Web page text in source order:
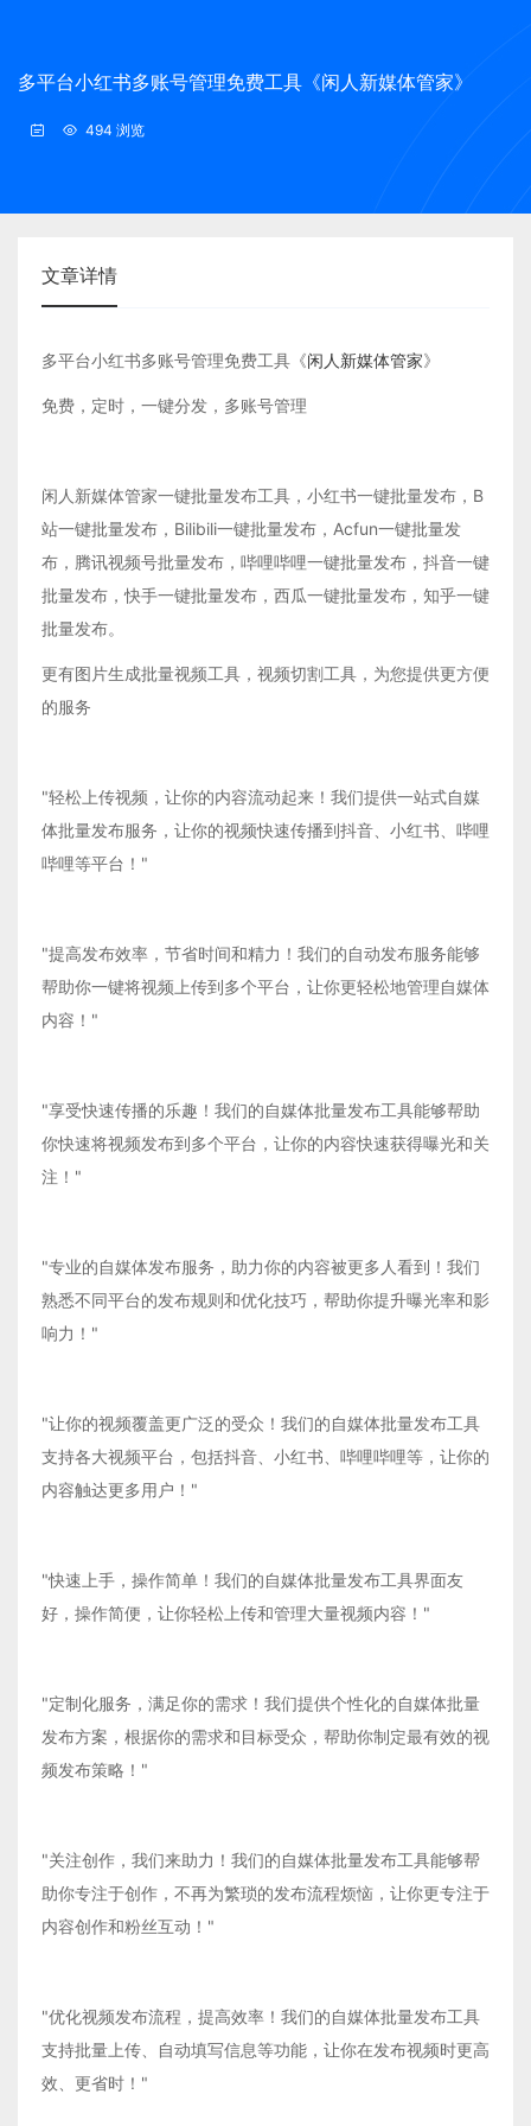
多平台小红书多账号管理免费工具《闲人新媒体管家》
494 浏览
文章详情
多平台小红书多账号管理免费工具《闲人新媒体管家》
免费，定时，一键分发，多账号管理
闲人新媒体管家一键批量发布工具，小红书一键批量发布，B
站一键批量发布，Bilibili一键批量发布，Acfun一键批量发
布，腾讯视频号批量发布，哔哩哔哩一键批量发布，抖音一键
批量发布，快手一键批量发布，西瓜一键批量发布，知乎一键
批量发布。
更有图片生成批量视频工具，视频切割工具，为您提供更方便
的服务
"轻松上传视频，让你的内容流动起来！我们提供一站式自媒
体批量发布服务，让你的视频快速传播到抖音、小红书、哔哩
哔哩等平台！"
"提高发布效率，节省时间和精力！我们的自动发布服务能够
帮助你一键将视频上传到多个平台，让你更轻松地管理自媒体
内容！"
"享受快速传播的乐趣！我们的自媒体批量发布工具能够帮助
你快速将视频发布到多个平台，让你的内容快速获得曝光和关
注！"
"专业的自媒体发布服务，助力你的内容被更多人看到！我们
熟悉不同平台的发布规则和优化技巧，帮助你提升曝光率和影
响力！"
"让你的视频覆盖更广泛的受众！我们的自媒体批量发布工具
支持各大视频平台，包括抖音、小红书、哔哩哔哩等，让你的
内容触达更多用户！"
"快速上手，操作简单！我们的自媒体批量发布工具界面友
好，操作简便，让你轻松上传和管理大量视频内容！"
"定制化服务，满足你的需求！我们提供个性化的自媒体批量
发布方案，根据你的需求和目标受众，帮助你制定最有效的视
频发布策略！"
"关注创作，我们来助力！我们的自媒体批量发布工具能够帮
助你专注于创作，不再为繁琐的发布流程烦恼，让你更专注于
内容创作和粉丝互动！"
"优化视频发布流程，提高效率！我们的自媒体批量发布工具
支持批量上传、自动填写信息等功能，让你在发布视频时更高
效、更省时！"